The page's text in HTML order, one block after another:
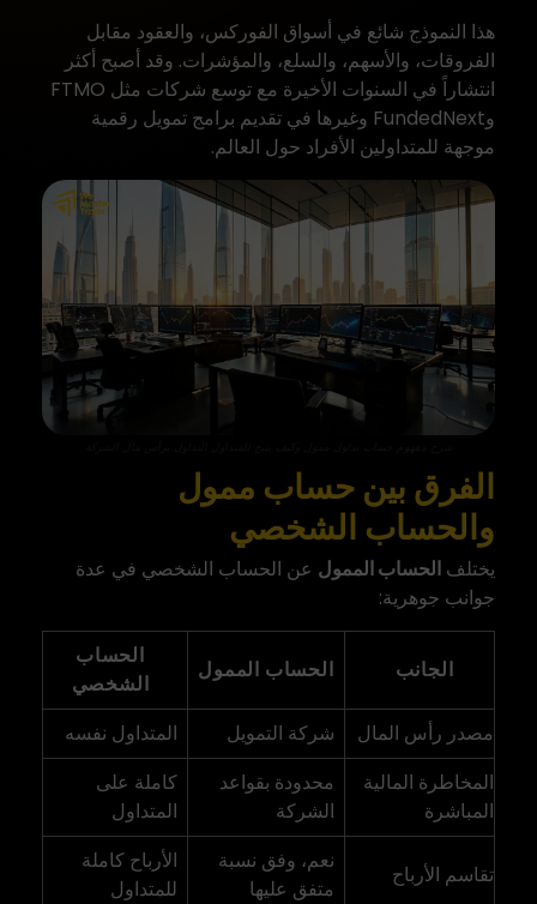
هذا النموذج شائع في أسواق الفوركس، والعقود مقابل
الفروقات، والأسهم، والسلع، والمؤشرات. وقد أصبح أكثر
انتشاراً في السنوات الأخيرة مع توسع شركات مثل FTMO
وFundedNext وغيرها في تقديم برامج تمويل رقمية
موجهة للمتداولين الأفراد حول العالم.
الفرق بين حساب ممول
والحساب الشخصي
يختلف الحساب الممول عن الحساب الشخصي في عدة
جوانب جوهرية:
الجانب الحساب الممول
الحساب
الشخصي
مصدر رأس المال
شركة التمويل
المتداول نفسه
المخاطرة المالية
المباشرة
محدودة بقواعد
الشركة
كاملة على
المتداول
تقاسم الأرباح
نعم، وفق نسبة
متفق عليها
الأرباح كاملة
للمتداول